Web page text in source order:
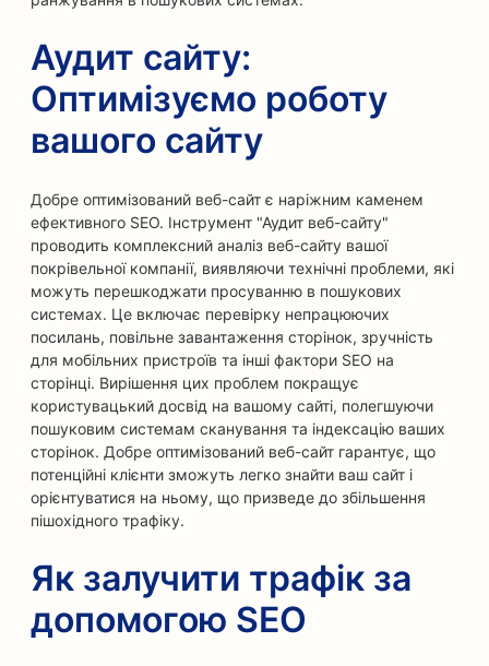
Аудит сайту:
Оптимізуємо роботу
вашого сайту
Добре оптимізований веб-сайт є наріжним каменем
ефективного SEO. Інструмент "Аудит веб-сайту"
проводить комплексний аналіз веб-сайту вашої
покрівельної компанії, виявляючи технічні проблеми, які
можуть перешкоджати просуванню в пошукових
системах. Це включає перевірку непрацюючих
посилань, повільне завантаження сторінок, зручність
для мобільних пристроїв та інші фактори SEO на
сторінці. Вирішення цих проблем покращує
користувацький досвід на вашому сайті, полегшуючи
пошуковим системам сканування та індексацію ваших
сторінок. Добре оптимізований веб-сайт гарантує, що
потенційні клієнти зможуть легко знайти ваш сайт і
орієнтуватися на ньому, що призведе до збільшення
пішохідного трафіку.
Як залучити трафік за
допомогою SEO